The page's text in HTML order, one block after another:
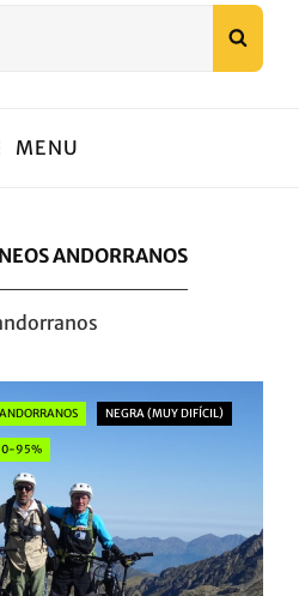
MENU
ANDORRANOS
NEGRA (MUY DIFÍCIL)
95%